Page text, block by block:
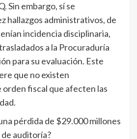
Sin embargo, sí se
hallazgos administrativos, de
incidencia disciplinaria,
a la Procuraduría
para su evaluación. Este
que no existen
fiscal que afecten las
pérdida de $29.000 millones
auditoría?